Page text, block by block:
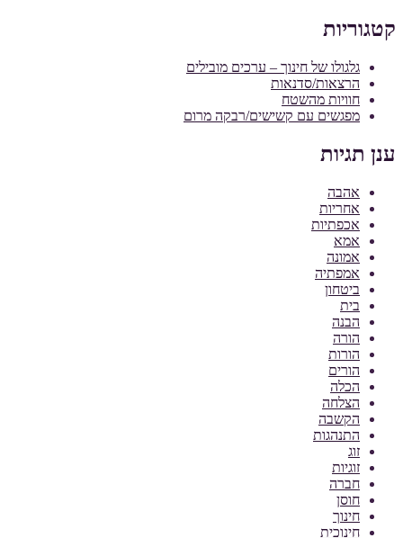
קטגוריות
גלגולו של חינוך – ערכים מובילים
הרצאות/סדנאות
חוויות מהשטח
מפגשים עם קשישים/רבקה מרום
ענן תגיות
אהבה
אחריות
אכפתיות
אמא
אמונה
אמפתיה
ביטחון
בית
הבנה
הורה
הורות
הורים
הכלה
הצלחה
הקשבה
התנהגות
זוג
זוגיות
חברה
חוסן
חינוך
חינוכית